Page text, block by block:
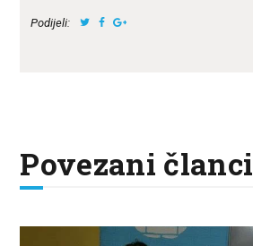
Podijeli:
Povezani članci